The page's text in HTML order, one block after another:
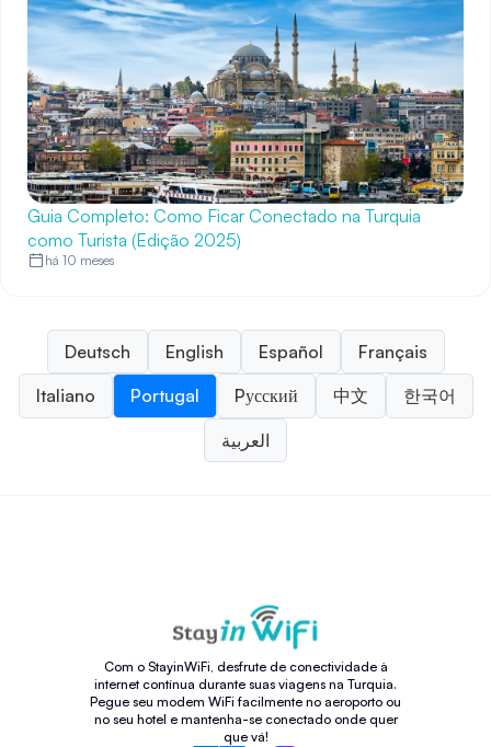
Guia Completo: Como Ficar Conectado na Turquia
como Turista (Edição 2025)
há 10 meses
Deutsch English Español
Français
Italiano
Portugal Pусский 中文 한국어
العربية
Com o StayinWiFi, desfrute de conectividade à
internet contínua durante suas viagens na Turquia.
Pegue seu modem WiFi facilmente no aeroporto ou
no seu hotel e mantenha-se conectado onde quer
que vá!